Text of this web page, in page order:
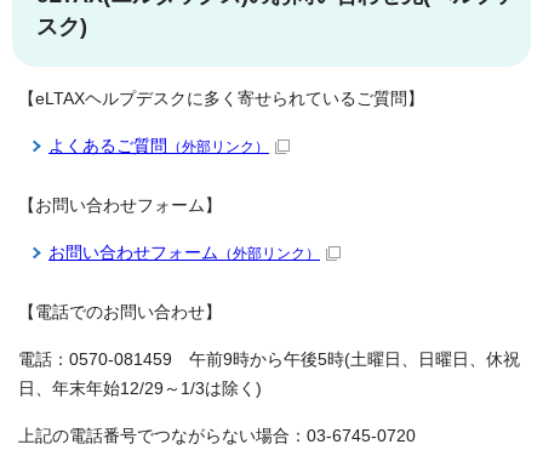
スク)
【eLTAXヘルプデスクに多く寄せられているご質問】
よくあるご質問 （外部リンク）
【お問い合わせフォーム】
お問い合わせフォーム （外部リンク）
【電話でのお問い合わせ】
電話：0570-081459 午前9時から午後5時(土曜日、日曜日、休祝
日、年末年始12/29～1/3は除く)
上記の電話番号でつながらない場合：03-6745-0720